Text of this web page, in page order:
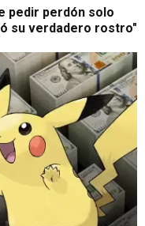
pedir perdón solo
su verdadero rostro"